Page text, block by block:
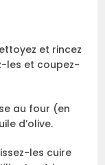
et rincez
les et coupez-
au four (en
d’olive.
les cuire